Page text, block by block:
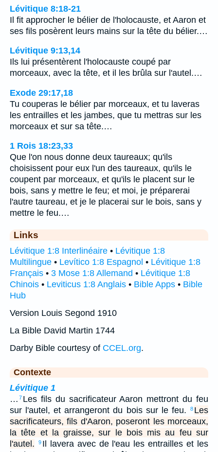
Lévitique 8:18-21
Il fit approcher le bélier de l'holocauste, et Aaron et
ses fils posèrent leurs mains sur la tête du bélier.…
Lévitique 9:13,14
Ils lui présentèrent l'holocauste coupé par
morceaux, avec la tête, et il les brûla sur l'autel.…
Exode 29:17,18
Tu couperas le bélier par morceaux, et tu laveras
les entrailles et les jambes, que tu mettras sur les
morceaux et sur sa tête.…
1 Rois 18:23,33
Que l'on nous donne deux taureaux; qu'ils
choisissent pour eux l'un des taureaux, qu'ils le
coupent par morceaux, et qu'ils le placent sur le
bois, sans y mettre le feu; et moi, je préparerai
l'autre taureau, et je le placerai sur le bois, sans y
mettre le feu.…
Links
Lévitique 1:8 Interlinéaire • Lévitique 1:8
Multilingue • Levítico 1:8 Espagnol • Lévitique 1:8
Français • 3 Mose 1:8 Allemand • Lévitique 1:8
Chinois • Leviticus 1:8 Anglais • Bible Apps • Bible
Hub
Version Louis Segond 1910
La Bible David Martin 1744
Darby Bible courtesy of CCEL.org.
Contexte
Lévitique 1
… 7 Les fils du sacrificateur Aaron mettront du feu
sur l'autel, et arrangeront du bois sur le feu.
8 Les
sacrificateurs, fils d'Aaron, poseront les morceaux,
la tête et la graisse, sur le bois mis au feu sur
l'autel.
9 Il lavera avec de l'eau les entrailles et les